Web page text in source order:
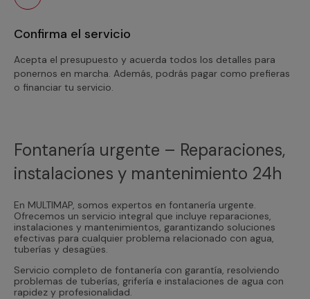
Confirma el servicio
Acepta el presupuesto y acuerda todos los detalles para
ponernos en marcha. Además, podrás pagar como prefieras
o financiar tu servicio.
Fontanería urgente – Reparaciones,
instalaciones y mantenimiento 24h
En MULTIMAP, somos expertos en fontanería urgente.
Ofrecemos un servicio integral que incluye reparaciones,
instalaciones y mantenimientos, garantizando soluciones
efectivas para cualquier problema relacionado con agua,
tuberías y desagües.
Servicio completo de fontanería con garantía, resolviendo
problemas de tuberías, grifería e instalaciones de agua con
rapidez y profesionalidad.